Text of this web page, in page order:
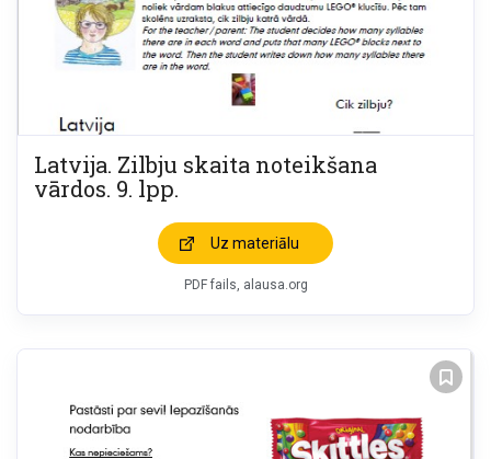
Latvija. Zilbju skaita noteikšana
vārdos. 9. lpp.
Uz materiālu
PDF fails, alausa.org